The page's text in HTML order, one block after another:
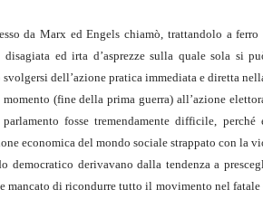
da Marx ed Engels chiamò, trattandolo a
ed irta d’asprezze sulla quale sola si
dell’azione pratica immediata e diretta
(fine della prima guerra) all’azione
fosse tremendamente difficile,
economica del mondo sociale strappato con la
democratico derivavano dalla tendenza a
di ricondurre tutto il movimento nel